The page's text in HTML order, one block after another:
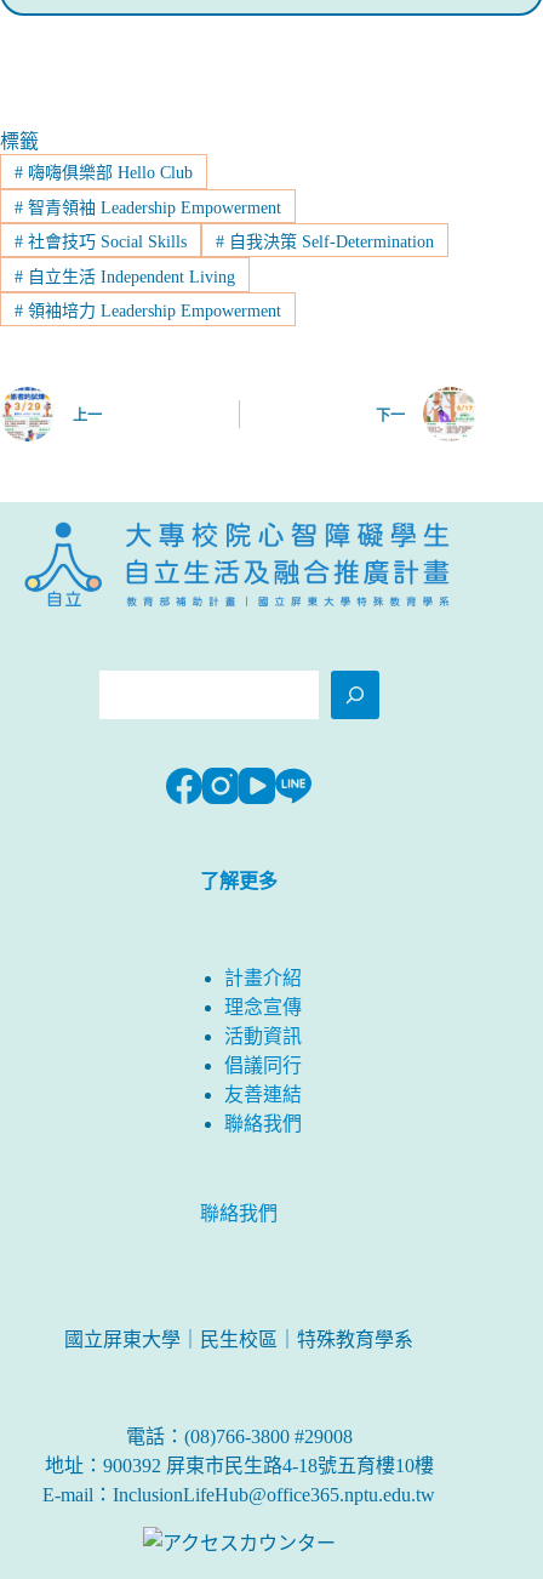
標籤
#嗨嗨俱樂部 Hello Club
#智青領袖 Leadership Empowerment
#社會技巧 Social Skills #自我決策 Self-Determination
#自立生活 Independent Living
#領袖培力 Leadership Empowerment
上一 下一
了解更多
計畫介紹
理念宣傳
活動資訊
倡議同行
友善連結
聯絡我們
聯絡我們
國立屏東大學｜民生校區｜特殊教育學系
電話：(08)766-3800 #29008
地址：900392 屏東市民生路4-18號五育樓10樓
E-mail：InclusionLifeHub@office365.nptu.edu.tw